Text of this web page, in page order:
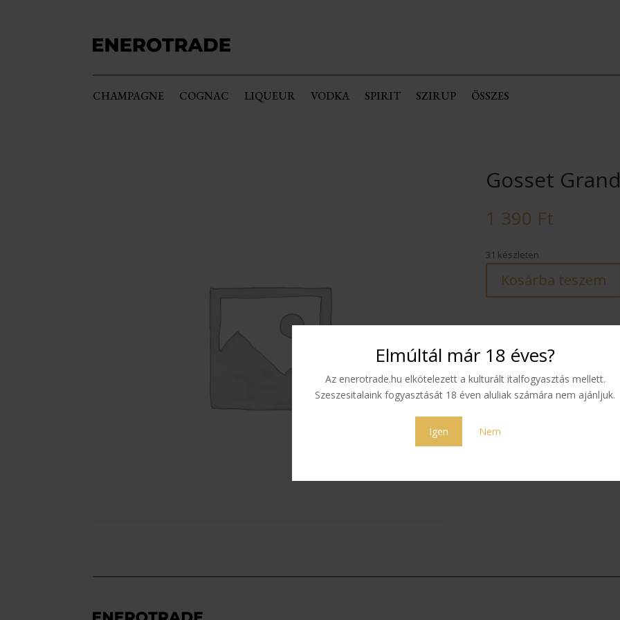
Elmúltál már 18 éves?
Az enerotrade.hu elkötelezett a kulturált italfogyasztás mellett.
Szeszesitalaink fogyasztását 18 éven aluliak számára nem ajánljuk.
Igen Nem
CHAMPAGNE COGNAC LIQUEUR VODKA SPIRIT SZIRUP ÖSSZES
Gosset
1 390 Ft
31 készleten
Kosárba teszem